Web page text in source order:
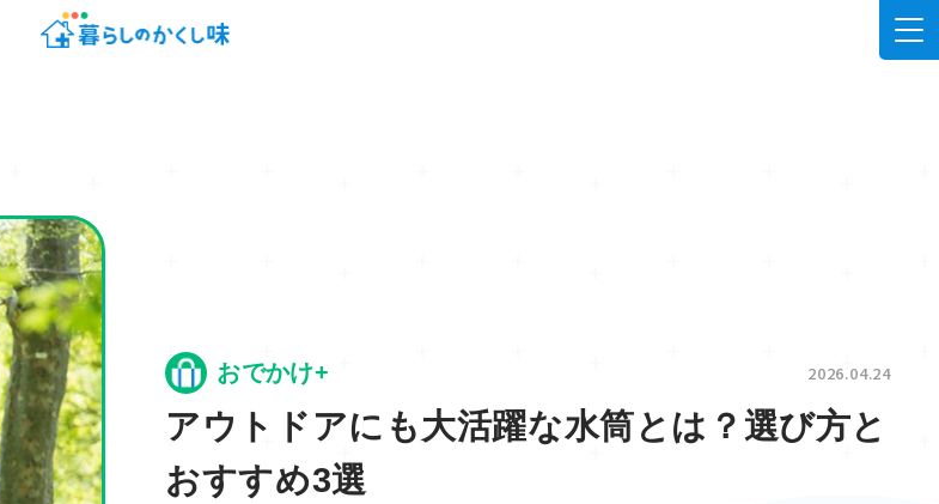
おでかけ+ 2026.04.24
アウトドアにも大活躍な水筒とは？選び方と
おすすめ3選